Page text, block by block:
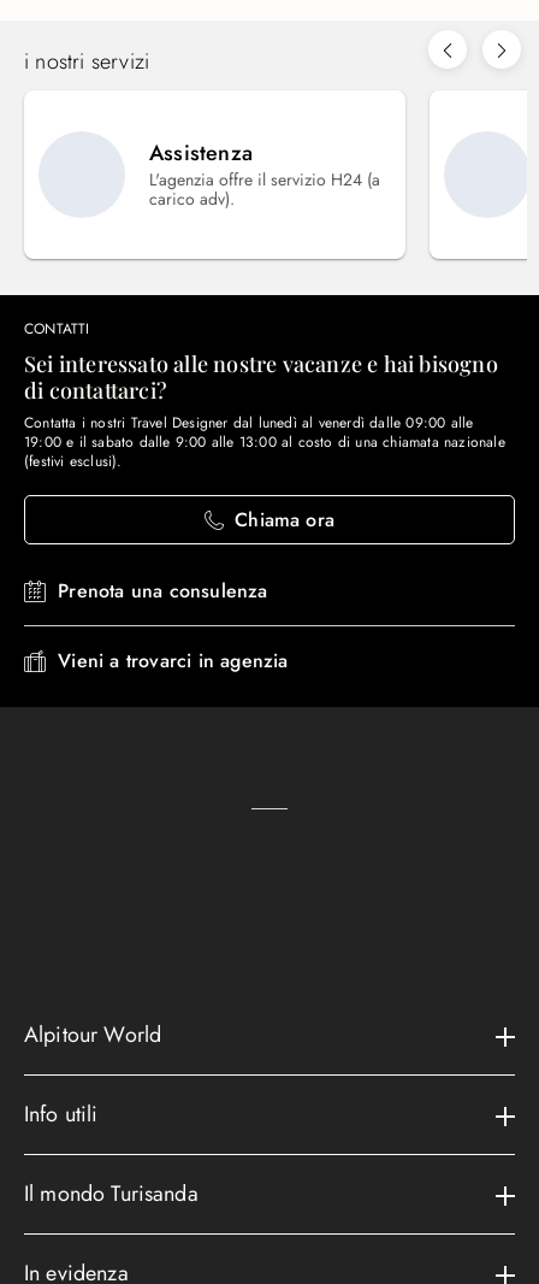
i nostri servizi
Assistenza
L'agenzia offre il servizio H24 (a
carico adv).
CONTATTI
Sei interessato alle nostre vacanze e hai bisogno
di contattarci?
Contatta i nostri Travel Designer dal lunedì al venerdì dalle 09:00 alle
19:00 e il sabato dalle 9:00 alle 13:00 al costo di una chiamata nazionale
(festivi esclusi).
Chiama ora
Prenota una consulenza
Vieni a trovarci in agenzia
Alpitour World
AWARD
Area riservata
Info utili
Metodi di pagamento
Il mondo Turisanda
In evidenza